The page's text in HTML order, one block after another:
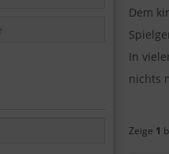
Dem
In
nichts
Zeige 1